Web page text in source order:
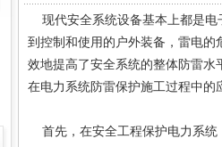
现代安全系统设备基本上都是电
到控制和使用的户外装备，雷电
效地提高了安全系统的整体防雷水
在电力系统防雷保护施工过程中
首先，在安全工程保护电力系统